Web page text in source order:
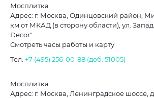
Мосплитка
Адрес: г. Москва, Одинцовский район,
км от МКАД (в сторону области), ул.
Decor"
Смотреть часы работы и карту
Тел. +7 (495) 256-00-88 (доб. 51005)
Мосплитка
Адрес: г. Москва, Ленинградское шоссе,